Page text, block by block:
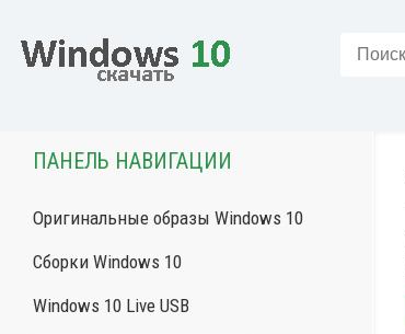
ПАНЕЛЬ НАВИГАЦИИ
Оригинальные образы Windows 10
Сборки Windows 10
Windows 10 Live USB